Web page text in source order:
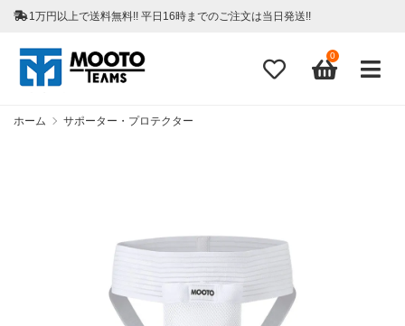
1万円以上で送料無料!! 平日16時までのご注文は当日発送!!
0
ホーム サポーター・プロテクター